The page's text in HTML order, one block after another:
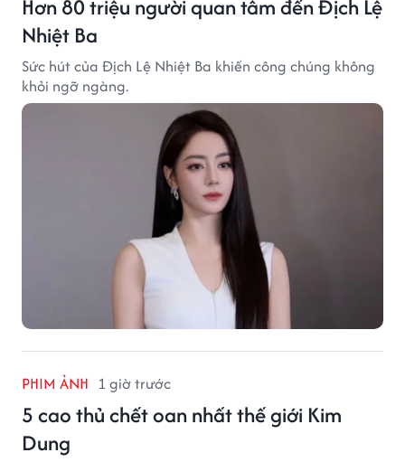
Hơn 80 triệu người quan tâm đến Địch Lệ
Nhiệt Ba
Sức hút của Địch Lệ Nhiệt Ba khiến công chúng không
khỏi ngỡ ngàng.
PHIM ẢNH 1 giờ trước
5 cao thủ chết oan nhất thế giới Kim
Dung